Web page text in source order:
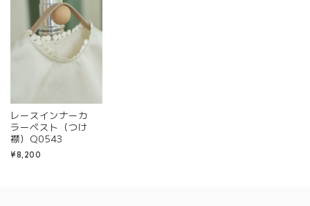
レースインナーカ
ラーベスト（つけ
襟）Q0543
¥8,200